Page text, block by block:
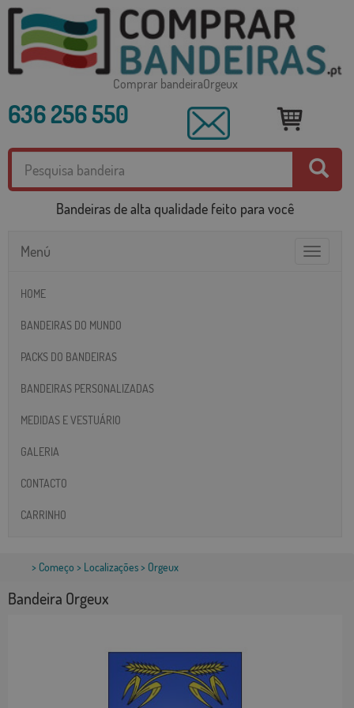
Comprar bandeiraOrgeux
636 256 550
Bandeiras de alta qualidade feito para você
Toggle
Menú
HOME
BANDEIRAS DO MUNDO
PACKS DO BANDEIRAS
BANDEIRAS PERSONALIZADAS
MEDIDAS E VESTUÁRIO
GALERIA
CONTACTO
CARRINHO
> Começo > Localizações> Orgeux
Bandeira Orgeux